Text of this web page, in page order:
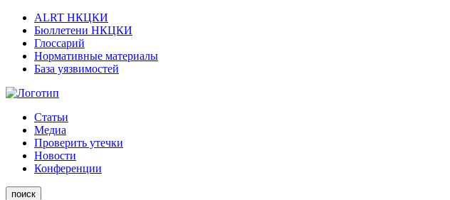
ALRT НКЦКИ
Бюллетени НКЦКИ
Глоссарий
Нормативные материалы
База уязвимостей
Статьи
Медиа
Проверить утечки
Новости
Конференции
поиск